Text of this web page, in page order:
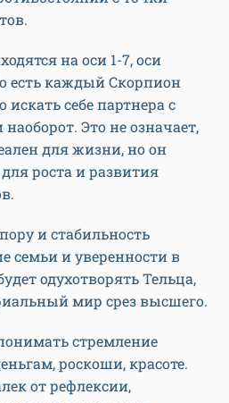
на оси 1-7, оси
есть каждый Скорпион
искать себе партнера с
Это не означает,
для жизни, но он
роста и развития
и стабильность
семьи и уверенности в
одухотворять Тельца,
мир срез высшего.
стремление
роскоши, красоте.
от рефлексии,